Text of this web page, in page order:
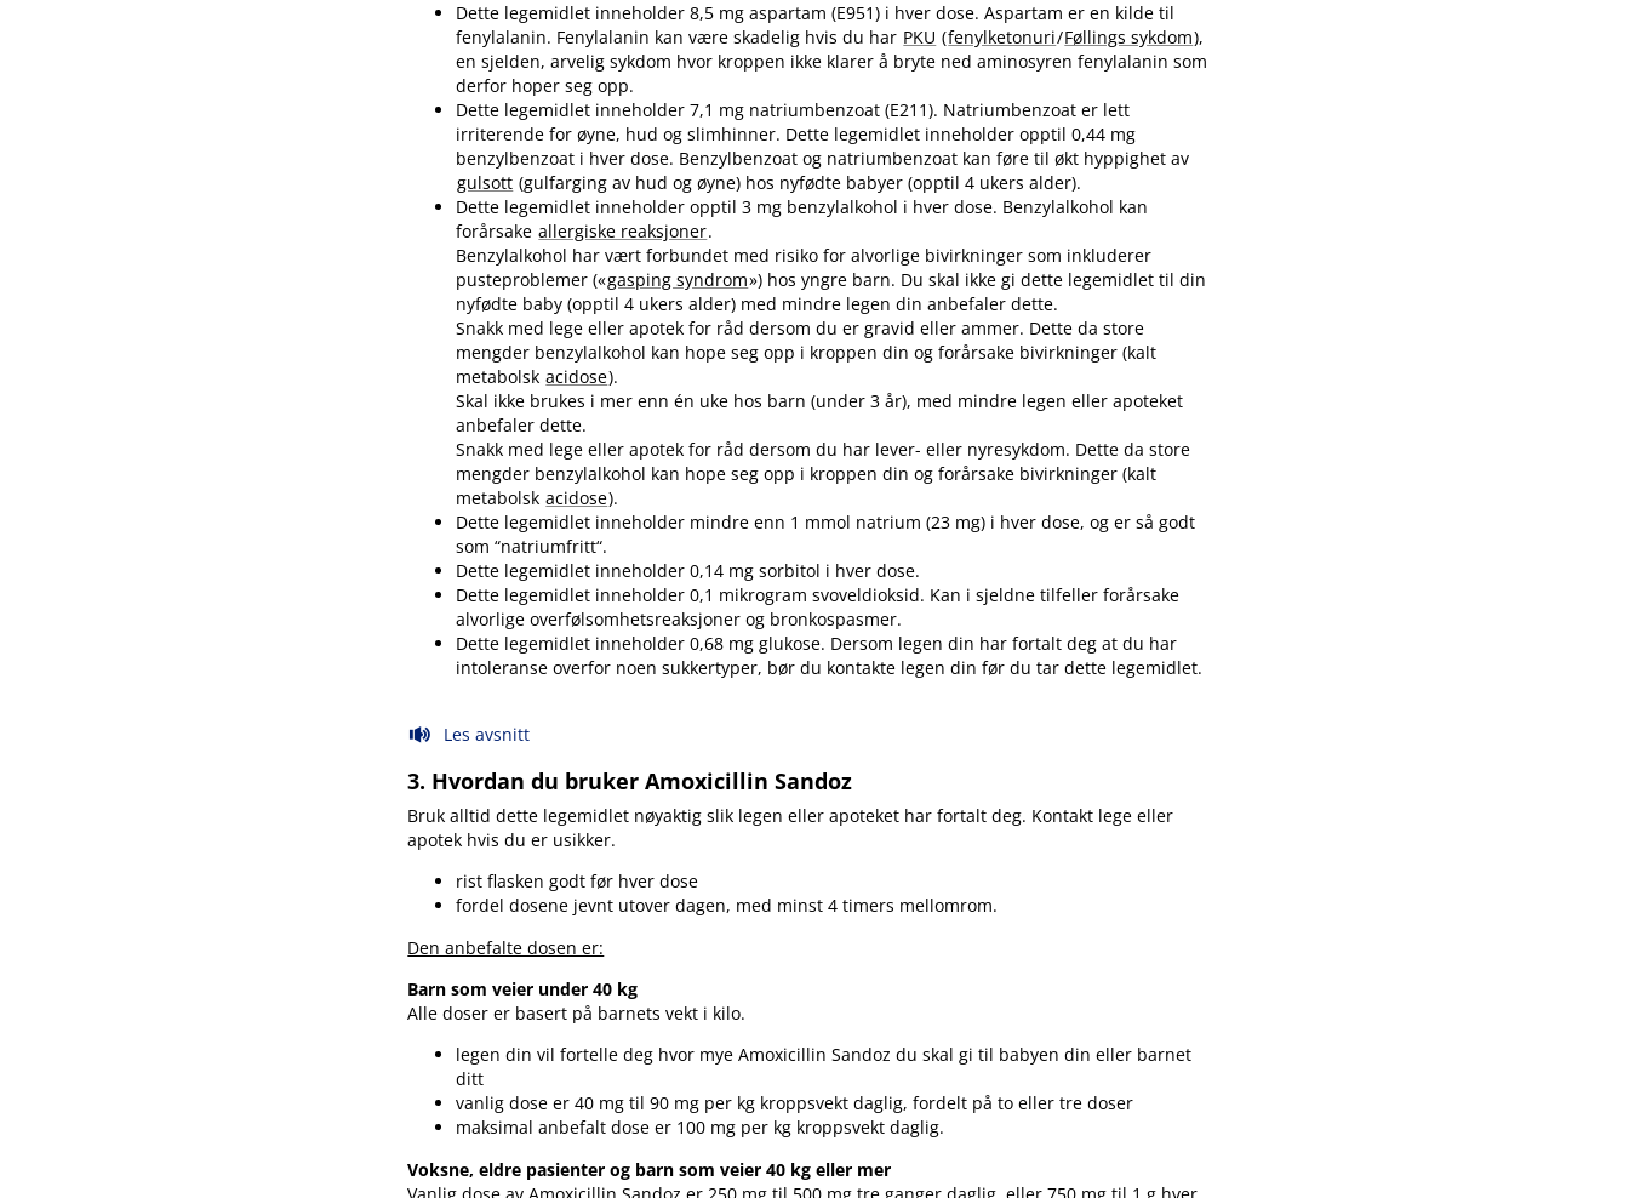
Dette legemidlet inneholder 8,5 mg aspartam (E951) i hver dose. Aspartam er en kilde til
fenylalanin. Fenylalanin kan være skadelig hvis du har PKU (fenylketonuri/Føllings sykdom),
en sjelden, arvelig sykdom hvor kroppen ikke klarer å bryte ned aminosyren fenylalanin som
derfor hoper seg opp.
Dette legemidlet inneholder 7,1 mg natriumbenzoat (E211). Natriumbenzoat er lett
irriterende for øyne, hud og slimhinner. Dette legemidlet inneholder opptil 0,44 mg
benzylbenzoat i hver dose. Benzylbenzoat og natriumbenzoat kan føre til økt hyppighet av
gulsott (gulfarging av hud og øyne) hos nyfødte babyer (opptil 4 ukers alder).
Dette legemidlet inneholder opptil 3 mg benzylalkohol i hver dose. Benzylalkohol kan
forårsake allergiske reaksjoner.
Benzylalkohol har vært forbundet med risiko for alvorlige bivirkninger som inkluderer
pusteproblemer («gasping syndrom») hos yngre barn. Du skal ikke gi dette legemidlet til din
nyfødte baby (opptil 4 ukers alder) med mindre legen din anbefaler dette.
Snakk med lege eller apotek for råd dersom du er gravid eller ammer. Dette da store
mengder benzylalkohol kan hope seg opp i kroppen din og forårsake bivirkninger (kalt
metabolsk acidose).
Skal ikke brukes i mer enn én uke hos barn (under 3 år), med mindre legen eller apoteket
anbefaler dette.
Snakk med lege eller apotek for råd dersom du har lever- eller nyresykdom. Dette da store
mengder benzylalkohol kan hope seg opp i kroppen din og forårsake bivirkninger (kalt
metabolsk acidose).
Dette legemidlet inneholder mindre enn 1 mmol natrium (23 mg) i hver dose, og er så godt
som “natriumfritt“.
Dette legemidlet inneholder 0,14 mg sorbitol i hver dose.
Dette legemidlet inneholder 0,1 mikrogram svoveldioksid. Kan i sjeldne tilfeller forårsake
alvorlige overfølsomhetsreaksjoner og bronkospasmer.
Dette legemidlet inneholder 0,68 mg glukose. Dersom legen din har fortalt deg at du har
intoleranse overfor noen sukkertyper, bør du kontakte legen din før du tar dette legemidlet.
Les avsnitt
3. Hvordan du bruker Amoxicillin Sandoz
Bruk alltid dette legemidlet nøyaktig slik legen eller apoteket har fortalt deg. Kontakt lege eller
apotek hvis du er usikker.
rist flasken godt før hver dose
fordel dosene jevnt utover dagen, med minst 4 timers mellomrom.
Den anbefalte dosen er:
Barn som veier under 40 kg
Alle doser er basert på barnets vekt i kilo.
legen din vil fortelle deg hvor mye Amoxicillin Sandoz du skal gi til babyen din eller barnet
ditt
vanlig dose er 40 mg til 90 mg per kg kroppsvekt daglig, fordelt på to eller tre doser
maksimal anbefalt dose er 100 mg per kg kroppsvekt daglig.
Voksne, eldre pasienter og barn som veier 40 kg eller mer